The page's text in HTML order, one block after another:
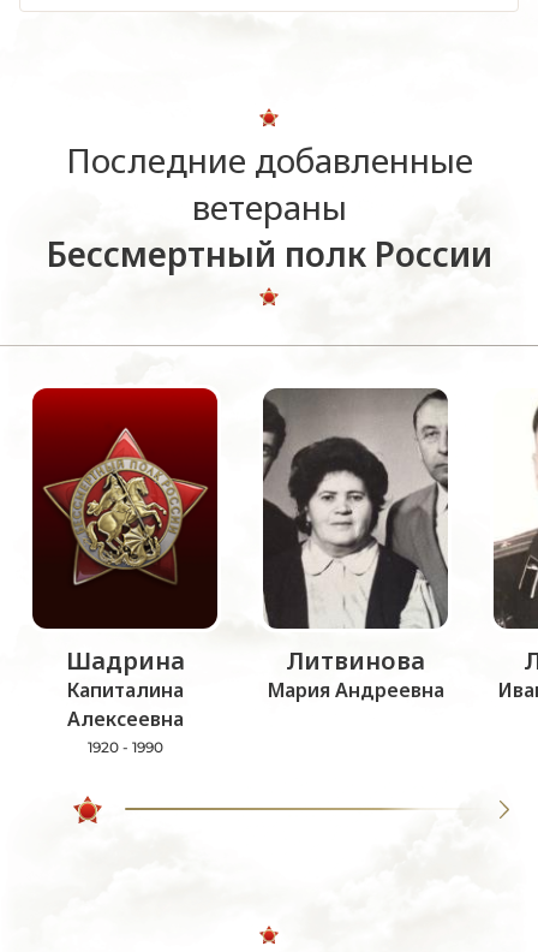
Последние добавленные
ветераны
Бессмертный полк России
Шадрина
Капиталина
Алексеевна
1920 - 1990
Литвинова
Мария Андреевна